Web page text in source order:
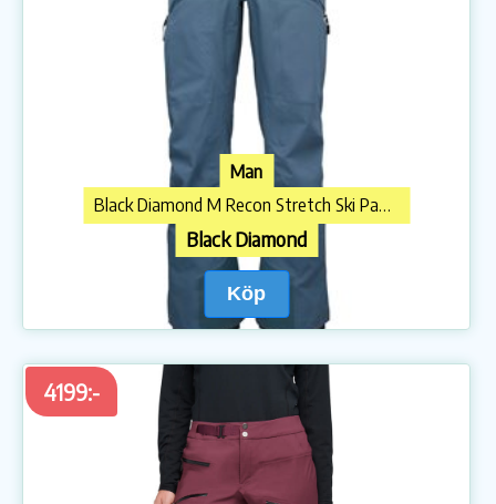
Man
Black Diamond M Recon Stretch Ski Pants Midnight Blue
Black Diamond
Köp
4199:-